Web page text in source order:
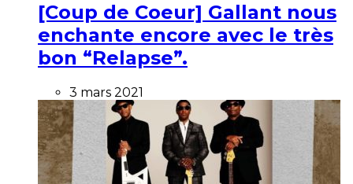
[Coup de Coeur] Gallant nous
enchante encore avec le très
bon “Relapse”.
3 mars 2021